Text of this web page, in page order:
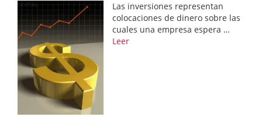
Las inversiones representan
colocaciones de dinero sobre las
cuales una empresa espera …
Leer